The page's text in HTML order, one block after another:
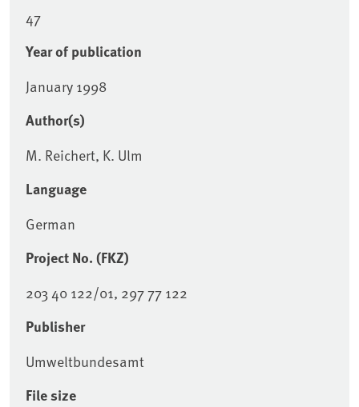
47
Year of publication
January 1998
Author(s)
M. Reichert, K. Ulm
Language
German
Project No. (FKZ)
203 40 122/01, 297 77 122
Publisher
Umweltbundesamt
File size